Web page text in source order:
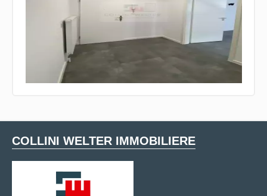
COLLINI WELTER IMMOBILIERE